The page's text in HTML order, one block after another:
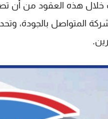
هذه العقود من أن
المتواصل بالجودة،